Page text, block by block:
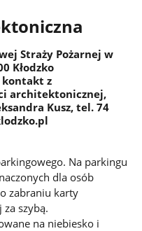
Straży Pożarnej w
Kłodzko
z
architektonicznej,
Kusz, tel. 74
Na parkingu
dla osób
zabraniu karty
szybą.
na niebiesko i